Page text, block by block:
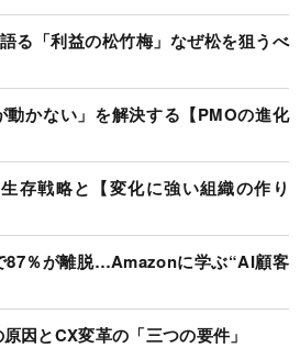
る「利益の松竹梅」なぜ松を狙うべ
動かない」を解決する【PMOの進化
存戦略と【変化に強い組織の作り
87％が離脱…Amazonに学ぶ“AI顧客
因とCX変革の「三つの要件」